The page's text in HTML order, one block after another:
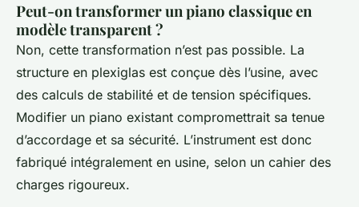
Peut-on transformer un piano classique en
modèle transparent ?
Non, cette transformation n’est pas possible. La
structure en plexiglas est conçue dès l’usine, avec
des calculs de stabilité et de tension spécifiques.
Modifier un piano existant compromettrait sa tenue
d’accordage et sa sécurité. L’instrument est donc
fabriqué intégralement en usine, selon un cahier des
charges rigoureux.